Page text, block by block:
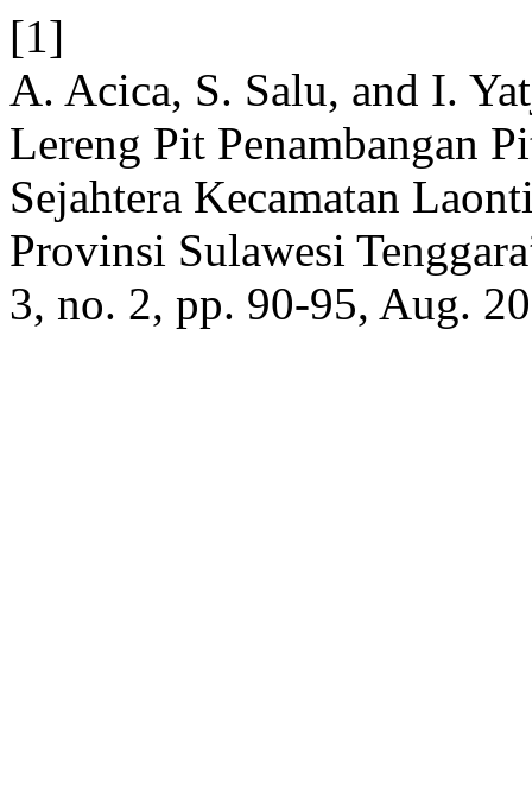
[1]
A. Acica, S. Salu, and I.
Lereng Pit Penambangan
Sejahtera Kecamatan
Provinsi Sulawesi
3, no. 2, pp. 90-95, Aug.